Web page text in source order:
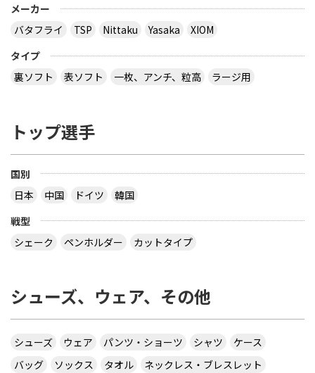
メーカー
バタフライ
TSP Nittaku Yasaka
XIOM
タイプ
裏ソフト
表ソフト 一枚、アンチ、粒高 ラージ用
トップ選手
国別
日本
中国 ドイツ
韓国
戦型
シェーク
ペンホルダー カットタイプ
シューズ、ウェア、その他
シューズ ウェア パンツ・ショーツ シャツ
ケース
バッグ
ソックス タオル
ネックレス・ブレスレット